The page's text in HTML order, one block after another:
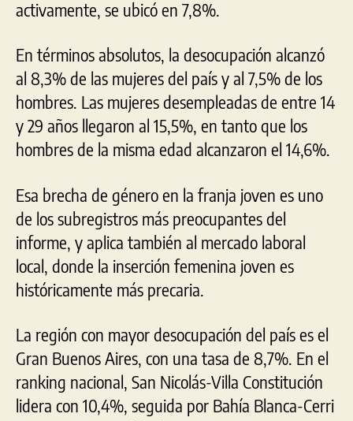
activamente, se ubicó en 7,8%.
En términos absolutos, la desocupación alcanzó
al 8,3% de las mujeres del país y al 7,5% de los
hombres. Las mujeres desempleadas de entre 14
y 29 años llegaron al 15,5%, en tanto que los
hombres de la misma edad alcanzaron el 14,6%.
Esa brecha de género en la franja joven es uno
de los subregistros más preocupantes del
informe, y aplica también al mercado laboral
local, donde la inserción femenina joven es
históricamente más precaria.
La región con mayor desocupación del país es el
Gran Buenos Aires, con una tasa de 8,7%. En el
ranking nacional, San Nicolás-Villa Constitución
lidera con 10,4%, seguida por Bahía Blanca-Cerri